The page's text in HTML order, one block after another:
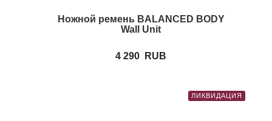
Ножной ремень BALANCED BODY
Wall Unit
4 290 RUB
ЛИКВИДАЦИЯ